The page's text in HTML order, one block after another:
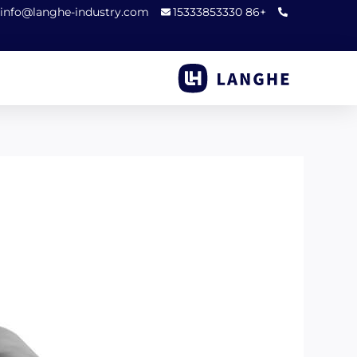
المحتوى
+86 15333853330
info@langhe-industry.com